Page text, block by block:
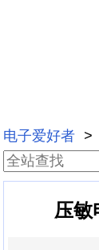
电子爱好者
压敏